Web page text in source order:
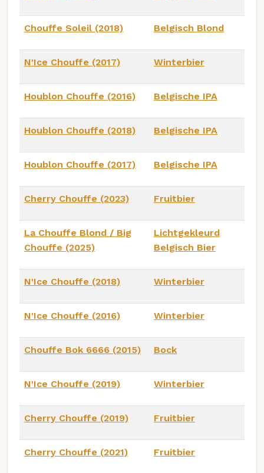
Chouffe Soleil (2018) Belgisch Blond
N'Ice Chouffe (2017) Winterbier
Houblon Chouffe (2016) Belgische IPA
Houblon Chouffe (2018) Belgische IPA
Houblon Chouffe (2017) Belgische IPA
Cherry Chouffe (2023) Fruitbier
La Chouffe Blond / Big
Chouffe (2025)
Lichtgekleurd
Belgisch Bier
N'Ice Chouffe (2018) Winterbier
N'Ice Chouffe (2016) Winterbier
Chouffe Bok 6666 (2015) Bock
N'Ice Chouffe (2019) Winterbier
Cherry Chouffe (2019) Fruitbier
Cherry Chouffe (2021) Fruitbier